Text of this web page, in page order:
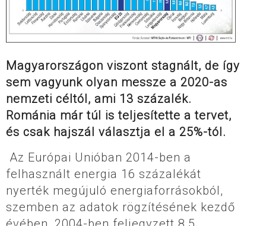
Magyarországon viszont stagnált, de így
sem vagyunk olyan messze a 2020-as
nemzeti céltól, ami 13 százalék.
Románia már túl is teljesítette a tervet,
és csak hajszál választja el a 25%-tól.
Az Európai Unióban 2014-ben a
felhasznált energia 16 százalékát
nyerték megújuló energiaforrásokból,
szemben az adatok rögzítésének kezdő